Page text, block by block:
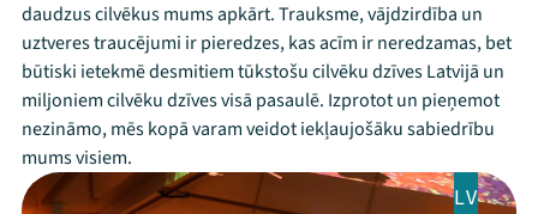
daudzus cilvēkus mums apkārt. Trauksme, vājdzirdība un
uztveres traucējumi ir pieredzes, kas acīm ir neredzamas, bet
būtiski ietekmē desmitiem tūkstošu cilvēku dzīves Latvijā un
miljoniem cilvēku dzīves visā pasaulē. Izprotot un pieņemot
nezināmo, mēs kopā varam veidot iekļaujošāku sabiedrību
mums visiem.
LV